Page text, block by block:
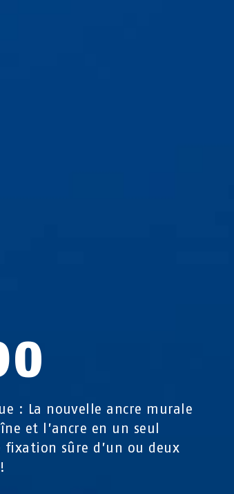
: La nouvelle ancre murale
et l’ancre en un seul
fixation sûre d’un ou deux